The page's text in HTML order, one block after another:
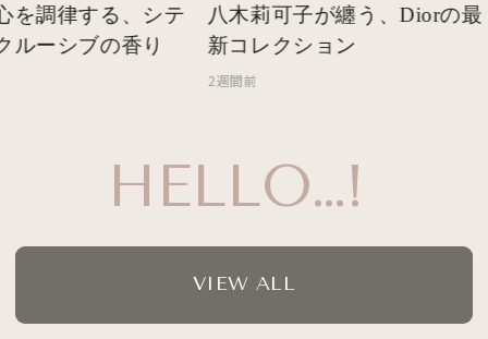
HELLO…!
調律する、シテ
ーシブの香り
八木莉可子が纏う、Diorの最
新コレクション
2週間前
VIEW ALL